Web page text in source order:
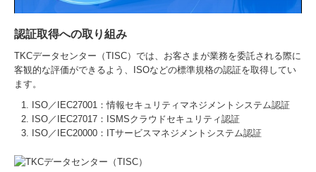
認証取得への取り組み
TKCデータセンター（TISC）では、お客さまが業務を委託される際に
客観的な評価ができるよう、ISOなどの標準規格の認証を取得してい
ます。
ISO／IEC27001：情報セキュリティマネジメントシステム認証
ISO／IEC27017：ISMSクラウドセキュリティ認証
ISO／IEC20000：ITサービスマネジメントシステム認証